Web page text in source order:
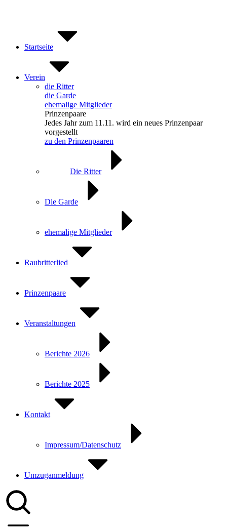
Startseite
Verein
die Ritter
die Garde
ehemalige Mitglieder
Prinzenpaare
Jedes Jahr zum 11.11. wird ein neues Prinzenpaar
vorgestellt
zu den Prinzenpaaren
Die Ritter
Die Garde
ehemalige Mitglieder
Raubritterlied
Prinzenpaare
Veranstaltungen
Berichte 2026
Berichte 2025
Kontakt
Impressum/Datenschutz
Umzuganmeldung